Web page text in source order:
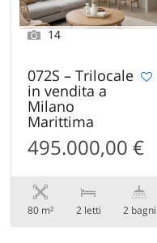
14
072S – Trilocale
in vendita a
Milano
Marittima
495.000,00 €
80 m² 2 letti 2 bagni